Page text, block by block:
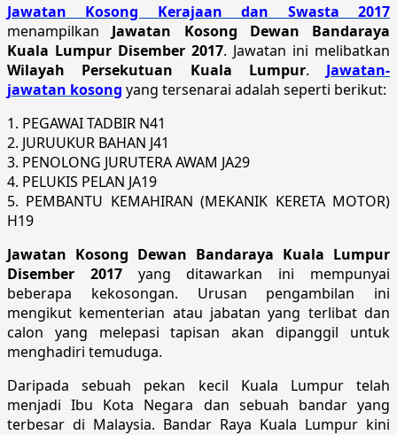
Jawatan Kosong Kerajaan dan Swasta 2017
menampilkan Jawatan Kosong Dewan Bandaraya
Kuala Lumpur Disember 2017. Jawatan ini melibatkan
Wilayah Persekutuan Kuala Lumpur. Jawatan-
jawatan kosong yang tersenarai adalah seperti berikut:
1. PEGAWAI TADBIR N41
2. JURUUKUR BAHAN J41
3. PENOLONG JURUTERA AWAM JA29
4. PELUKIS PELAN JA19
5. PEMBANTU KEMAHIRAN (MEKANIK KERETA MOTOR)
H19
Jawatan Kosong Dewan Bandaraya Kuala Lumpur
Disember 2017yang ditawarkan ini mempunyai
beberapa kekosongan. Urusan pengambilan ini
mengikut kementerian atau jabatan yang terlibat dan
calon yang melepasi tapisan akan dipanggil untuk
menghadiri temuduga.
Daripada sebuah pekan kecil Kuala Lumpur telah
menjadi Ibu Kota Negara dan sebuah bandar yang
terbesar di Malaysia. Bandar Raya Kuala Lumpur kini